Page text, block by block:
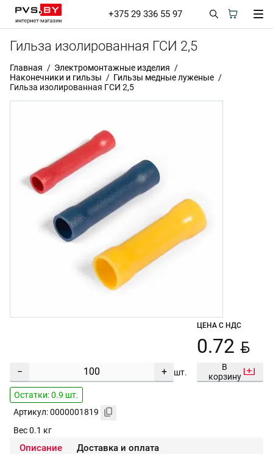
+375 29 336 55 97
Гильза изолированная ГСИ 2,5
Главная
Электромонтажные изделия
Наконечники и гильзы
Гильзы медные луженые
Гильза изолированная ГСИ 2,5
− + шт.
ЦЕНА С НДС
0.72 BYN
В
корзину
Остатки: 0.9 шт.
Артикул: 0000001819
Вес 0.1 кг
Описание Доставка и оплата